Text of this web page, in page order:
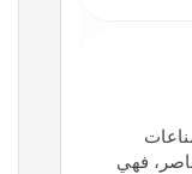
فهي